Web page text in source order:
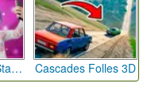
Défi de Mode: Star du Podium Cascades Folles 3D